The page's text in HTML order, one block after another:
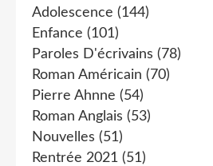
Adolescence (144)
Enfance (101)
Paroles D'écrivains (78)
Roman Américain (70)
Pierre Ahnne (54)
Roman Anglais (53)
Nouvelles (51)
Rentrée 2021 (51)